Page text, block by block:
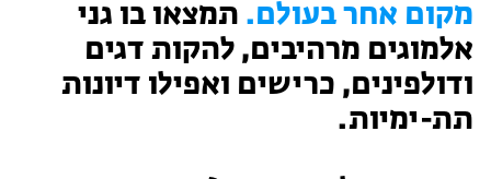
מקום אחר בעולם. תמצאו בו גני
אלמוגים מרהיבים, להקות דגים
ודולפינים, כרישים ואפילו דיונות
תת-ימיות.